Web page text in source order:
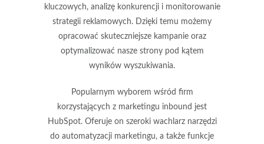
kluczowych, analizę konkurencji i monitorowanie
strategii reklamowych. Dzięki temu możemy
opracować skuteczniejsze kampanie oraz
optymalizować nasze strony pod kątem
wyników wyszukiwania.
Popularnym wyborem wśród firm
korzystających z marketingu inbound jest
HubSpot. Oferuje on szeroki wachlarz narzędzi
do automatyzacji marketingu, a także funkcje